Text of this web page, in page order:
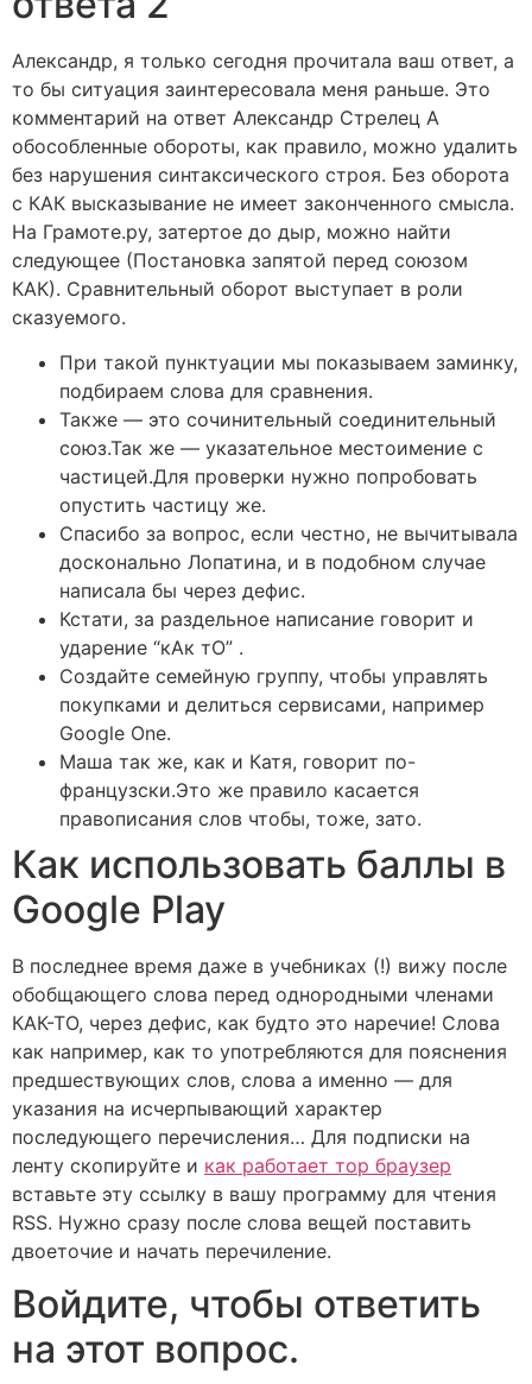
Александр, я только сегодня прочитала ваш ответ, а
то бы ситуация заинтересовала меня раньше. Это
комментарий на ответ Александр Стрелец А
обособленные обороты, как правило, можно удалить
без нарушения синтаксического строя. Без оборота
с КАК высказывание не имеет законченного смысла.
На Грамоте.ру, затертое до дыр, можно найти
следующее (Постановка запятой перед союзом
КАК). Сравнительный оборот выступает в роли
сказуемого.
При такой пунктуации мы показываем заминку,
подбираем слова для сравнения.
Также — это сочинительный соединительный
союз.Так же — указательное местоимение с
частицей.Для проверки нужно попробовать
опустить частицу же.
Спасибо за вопрос, если честно, не вычитывала
досконально Лопатина, и в подобном случае
написала бы через дефис.
Кстати, за раздельное написание говорит и
ударение “кАк тО” .
Создайте семейную группу, чтобы управлять
покупками и делиться сервисами, например
Google One.
Маша так же, как и Катя, говорит по-
французски.Это же правило касается
правописания слов чтобы, тоже, зато.
Как использовать баллы в
Google Play
В последнее время даже в учебниках (!) вижу после
обобщающего слова перед однородными членами
КАК-ТО, через дефис, как будто это наречие! Слова
как например, как то употребляются для пояснения
предшествующих слов, слова а именно — для
указания на исчерпывающий характер
последующего перечисления… Для подписки на
ленту скопируйте и как работает тор браузер
вставьте эту ссылку в вашу программу для чтения
RSS. Нужно сразу после слова вещей поставить
двоеточие и начать перечиление.
Войдите, чтобы ответить
на этот вопрос.